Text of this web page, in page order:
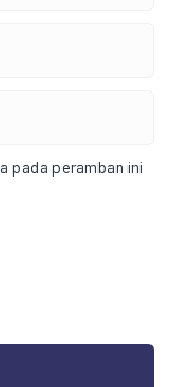
pada peramban ini